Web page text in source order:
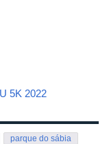
5K 2022
parque do sábia